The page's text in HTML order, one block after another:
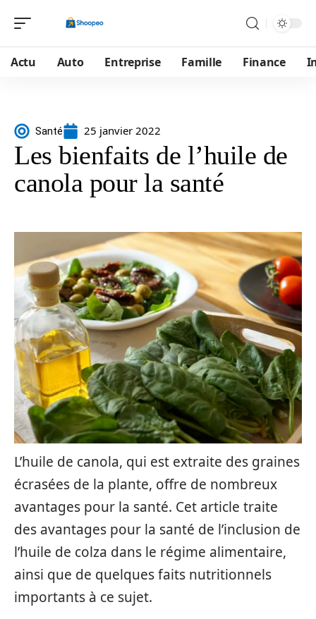
Actu Auto Entreprise Famille Finance
Santé 25 janvier 2022
Les bienfaits de l’huile de
canola pour la santé
L’huile de canola, qui est extraite des graines
écrasées de la plante, offre de nombreux
avantages pour la santé. Cet article traite
des avantages pour la santé de l’inclusion de
l’huile de colza dans le régime alimentaire,
ainsi que de quelques faits nutritionnels
importants à ce sujet.